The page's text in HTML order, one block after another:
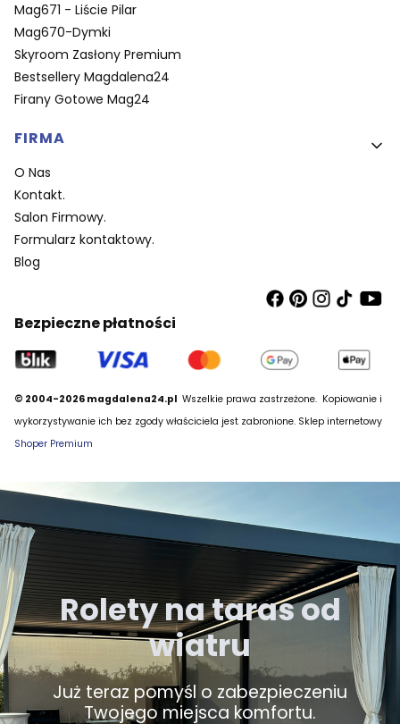
Mag671 - Liście Pilar
Mag670-Dymki
Skyroom Zasłony Premium
Bestsellery Magdalena24
Firany Gotowe Mag24
FIRMA
O Nas
Kontakt.
Salon Firmowy.
Formularz kontaktowy.
Blog
Bezpieczne płatności
© 2004-2026 magdalena24.pl Wszelkie prawa zastrzeżone. Kopiowanie i
wykorzystywanie ich bez zgody właściciela jest zabronione. Sklep internetowy
Shoper Premium
Rolety na taras od
wiatru
Już teraz pomyśl o zabezpieczeniu
Twojego miejsca komfortu.